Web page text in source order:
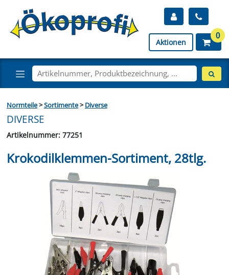
Aktionen
0
Normteile>Sortimente>Diverse
DIVERSE
Artikelnummer: 77251
Krokodilklemmen-Sortiment, 28tlg.